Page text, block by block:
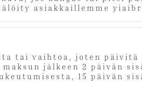
asiakkaillemme
tai vaihtoa, joten
jälkeen 2 päivän
15 päivän